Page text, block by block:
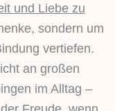
und Liebe zu
sondern um
vertiefen.
an großen
im Alltag –